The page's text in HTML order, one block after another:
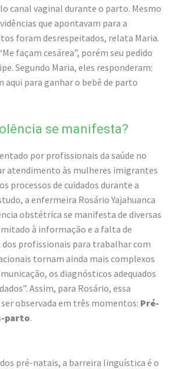
canal vaginal durante o parto. Mesmo
que apontavam para a
foram desrespeitados, relata Maria.
façam cesárea”, porém seu pedido
Segundo Maria, eles responderam:
aqui para ganhar o bebê de parto
se manifesta?
por profissionais da saúde no
atendimento às mulheres imigrantes
processos de cuidados durante a
a enfermeira Rosário Yajahuanca
obstétrica se manifesta de diversas
à informação e a falta de
dos profissionais para trabalhar com
tornam ainda mais complexos
os diagnósticos adequados
Assim, para Rosário, essa
observada em três momentos: Pré-
parto.
pré-natais, a barreira linguística é o